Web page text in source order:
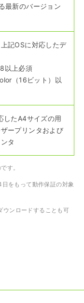
最新のバージョン
記OSに対応したデ
以上必須
（16ビット）以
したA4サイズの用
ープリンタおよび
タ
す。
をもって動作保証の対象
ウンロードすることも可